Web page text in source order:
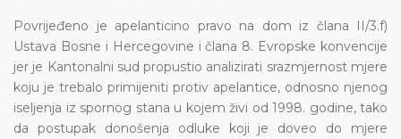
Povrijeđeno je apelanticino pravo na dom iz člana II/3.f)
Ustava Bosne i Hercegovine i člana 8. Evropske konvencije
jer je Kantonalni sud propustio analizirati srazmjernost mjere
koju je trebalo primijeniti protiv apelantice, odnosno njenog
iseljenja iz spornog stana u kojem živi od 1998. godine, tako
da postupak donošenja odluke koji je doveo do mjere